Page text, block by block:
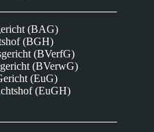
(BAG)
(BGH)
(BVerfG)
(BVerwG)
(EuG)
(EuGH)